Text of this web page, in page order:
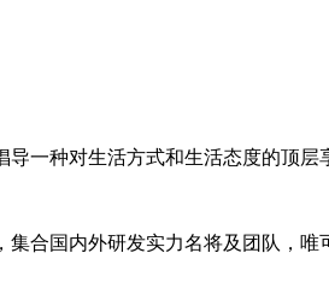
导一种对生活方式和生活态度的顶层
合国内外研发实力名将及团队，